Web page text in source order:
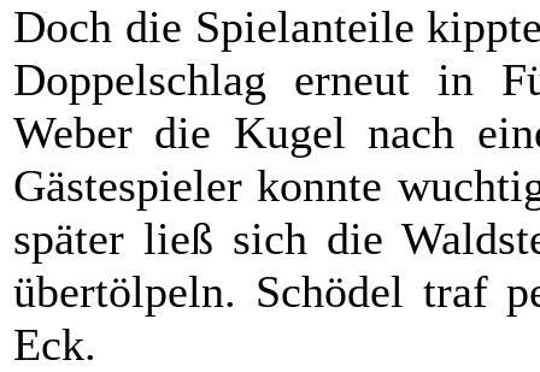
Doch die Spielanteile
Doppelschlag erneut in
Weber die Kugel nach
Gästespieler konnte
später ließ sich die
übertölpeln. Schödel traf
Eck.